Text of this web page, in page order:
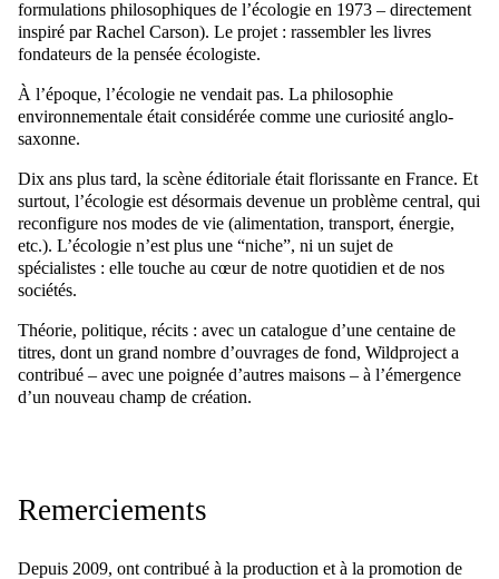
formulations philosophiques de l’écologie en 1973 – directement
inspiré par Rachel Carson). Le projet : rassembler les livres
fondateurs de la pensée écologiste.
À l’époque, l’écologie ne vendait pas. La philosophie
environnementale était considérée comme une curiosité anglo-
saxonne.
Dix ans plus tard, la scène éditoriale était florissante en France. Et
surtout, l’écologie est désormais devenue un problème central, qui
reconfigure nos modes de vie (alimentation, transport, énergie,
etc.). L’écologie n’est plus une “niche”, ni un sujet de
spécialistes : elle touche au cœur de notre quotidien et de nos
sociétés.
Théorie, politique, récits : avec un catalogue d’une centaine de
titres, dont un grand nombre d’ouvrages de fond, Wildproject a
contribué – avec une poignée d’autres maisons – à l’émergence
d’un nouveau champ de création.
Remerciements
Depuis 2009, ont contribué à la production et à la promotion de